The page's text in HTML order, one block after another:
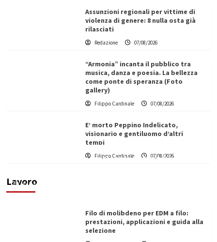
Assunzioni regionali per vittime di
violenza di genere: 8 nulla osta già
rilasciati
Redazione 07/08/2026
“Armonia” incanta il pubblico tra
musica, danza e poesia. La bellezza
come ponte di speranza (Foto
gallery)
Filippo Cardinale 07/08/2026
E’ morto Peppino Indelicato,
visionario e gentiluomo d’altri
tempi
Filippo Cardinale 07/08/2026
Lavoro
L’ingegnere saccense Buscarnera partner chiave
di un progetto transnazionale per la transizione
Filippo Cardinale
Filo di molibdeno per EDM a filo:
prestazioni, applicazioni e guida alla
selezione